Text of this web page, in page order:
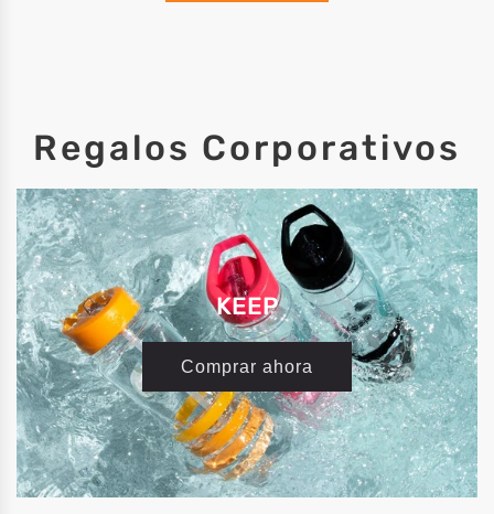
Regalos Corporativos
KEEP
Comprar ahora